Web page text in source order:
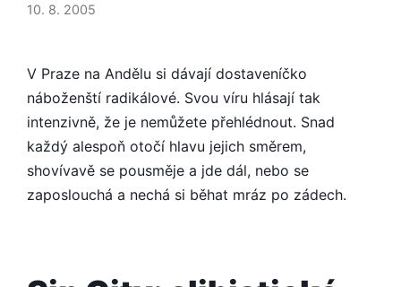
CHÁPEŠ?
10. 8. 2005
V Praze na Andělu si dávají dostaveníčko
náboženští radikálové. Svou víru hlásají tak
intenzivně, že je nemůžete přehlédnout. Snad
každý alespoň otočí hlavu jejich směrem,
shovívavě se pousměje a jde dál, nebo se
zaposlouchá a nechá si běhat mráz po zádech.